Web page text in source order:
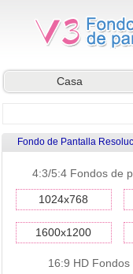
Casa
Fondo de Pantalla
4:3/5:4 Fondos de
1024x768
1600x1200
16:9 HD Fondos